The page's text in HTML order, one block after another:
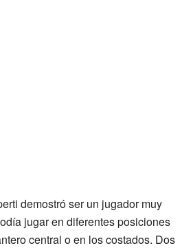
demostró ser un jugador muy
jugar en diferentes posiciones
central o en los costados. Dos